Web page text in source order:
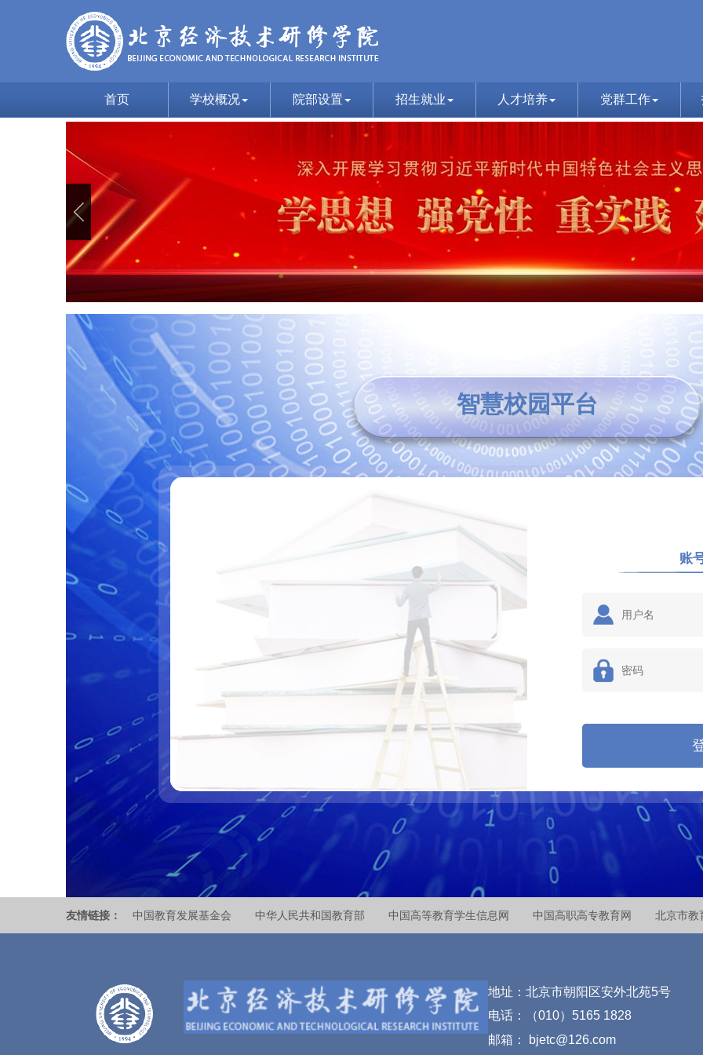
首页 学校概况 院部设置 招生就业 人才培养 党群工作
智慧校园平台
账
友情链接： 中国教育发展基金会 中华人民共和国教育部 中国高等教育学生信息网 中国高职高专教育网 北京市教
地址：北京市朝阳区安外北苑5号
电话：（010）5165 1828
邮箱： bjetc@126.com